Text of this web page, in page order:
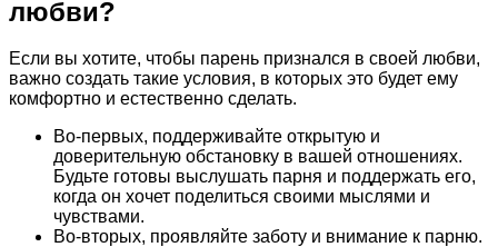
любви?
Если вы хотите, чтобы парень признался в своей любви,
важно создать такие условия, в которых это будет ему
комфортно и естественно сделать.
Во-первых, поддерживайте открытую и
доверительную обстановку в вашей отношениях.
Будьте готовы выслушать парня и поддержать его,
когда он хочет поделиться своими мыслями и
чувствами.
Во-вторых, проявляйте заботу и внимание к парню.